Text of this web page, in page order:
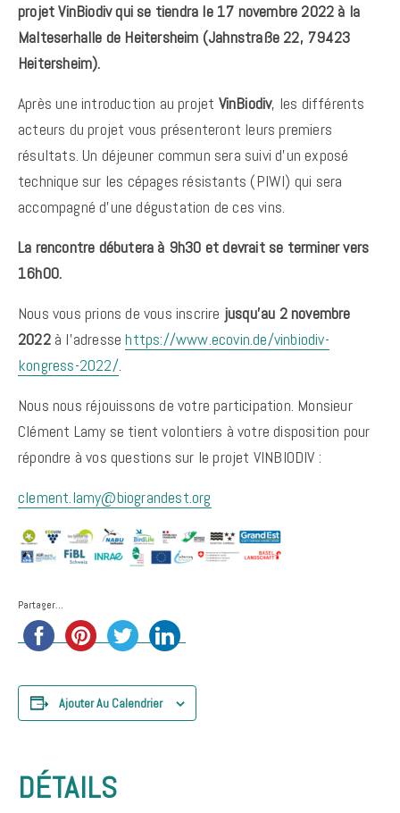
projet VinBiodiv qui se tiendra le 17 novembre 2022 à la
Malteserhalle de Heitersheim (Jahnstraße 22, 79423
Heitersheim).
Après une introduction au projet VinBiodiv, les différents
acteurs du projet vous présenteront leurs premiers
résultats. Un déjeuner commun sera suivi d’un exposé
technique sur les cépages résistants (PIWI) qui sera
accompagné d’une dégustation de ces vins.
La rencontre débutera à 9h30 et devrait se terminer vers
16h00.
Nous vous prions de vous inscrire jusqu’au 2 novembre
2022à l’adressehttps://www.ecovin.de/vinbiodiv-
kongress-2022/.
Nous nous réjouissons de votre participation. Monsieur
Clément Lamy se tient volontiers à votre disposition pour
répondre à vos questions sur le projet VINBIODIV :
clement.lamy@biograndest.org
Partager...
Ajouter Au Calendrier
DÉTAILS